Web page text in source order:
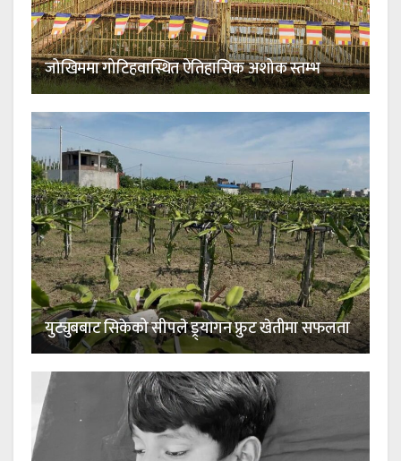
जोखिममा गोटिहवास्थित ऐतिहासिक अशोक स्तम्भ
युट्युबबाट सिकेको सीपले ड्र्यागन फ्रुट खेतीमा सफलता